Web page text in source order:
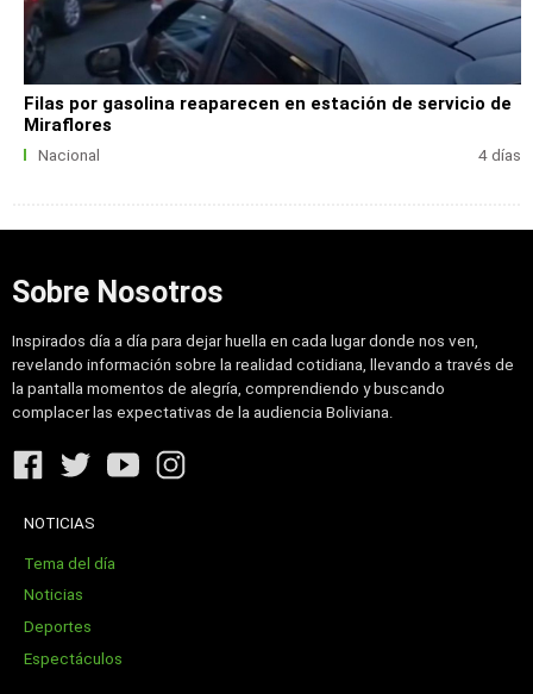
Filas por gasolina reaparecen en estación de servicio de
Miraflores
Nacional 4 días
Sobre Nosotros
Inspirados día a día para dejar huella en cada lugar donde nos ven,
revelando información sobre la realidad cotidiana, llevando a través de
la pantalla momentos de alegría, comprendiendo y buscando
complacer las expectativas de la audiencia Boliviana.
NOTICIAS
Tema del día
Noticias
Deportes
Espectáculos